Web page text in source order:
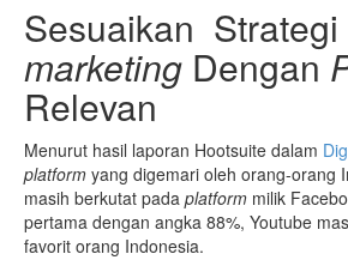
Sesuaikan Strategi
marketing Dengan
Relevan
Menurut hasil laporan Hootsuite dalam
platform yang digemari oleh orang-orang
masih berkutat pada platform milik
pertama dengan angka 88%, Youtube
favorit orang Indonesia.